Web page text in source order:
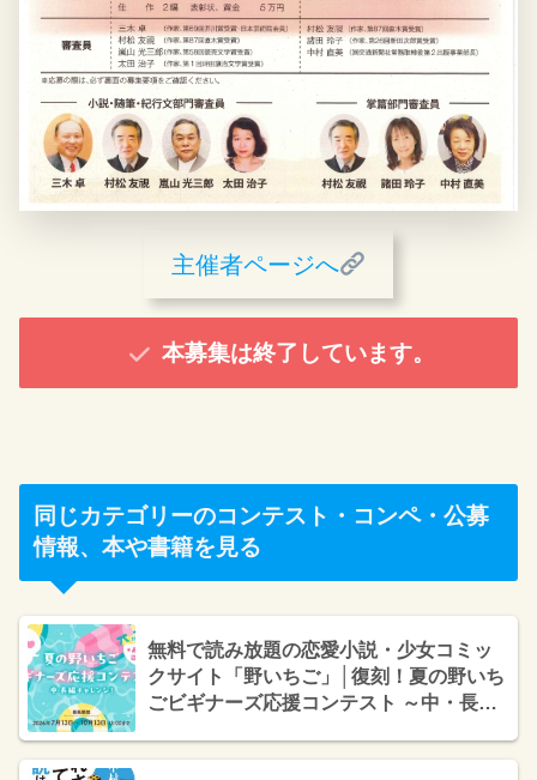
主催者ページへ
本募集は終了しています。
同じカテゴリーのコンテスト・コンペ・公募
情報、本や書籍を見る
無料で読み放題の恋愛小説・少女コミッ
クサイト「野いちご」│復刻！夏の野いち
ごビギナーズ応援コンテスト ～中・長編
フトカード10,000円分 隔週オススメに掲